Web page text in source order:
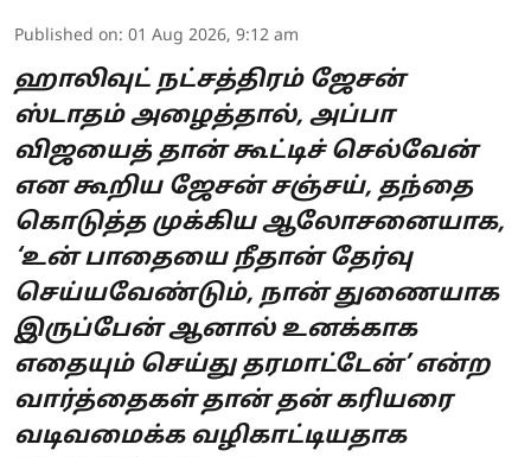
Published on: 01 Aug 2026, 9:12 am
ஹாலிவுட் நட்சத்திரம் ஜேசன்
ஸ்டாதம் அழைத்தால், அப்பா
விஜயைத் தான் கூட்டிச் செல்வேன்
என கூறிய ஜேசன் சஞ்சய், தந்தை
கொடுத்த முக்கிய ஆலோசனையாக,
‘உன் பாதையை நீதான் தேர்வு
செய்யவேண்டும், நான் துணையாக
இருப்பேன் ஆனால் உனக்காக
எதையும் செய்து தரமாட்டேன்’ என்ற
வார்த்தைகள் தான் தன் கரியரை
வடிவமைக்க வழிகாட்டியதாக